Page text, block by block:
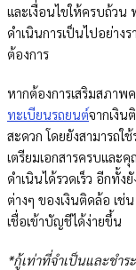
และเงื่อนไขให้ครบถ้วน
ดำเนินการเป็นไปอย่าง
ต้องการ
หากต้องการเสริมสภาพ
ทะเบียนรถยนต์จากเงิน
สะดวก โดยยังสามารถ
เตรียมเอกสารครบและ
ดำเนินได้รวดเร็ว อีกทั้ง
ต่างๆ ของเงินติดล้อ เ
เชื่อเข้าบัญชีได้ง่ายขึ้น
*กู้เท่าที่จำเป็นและชำ